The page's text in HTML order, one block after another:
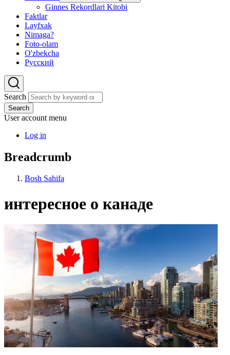
Ginnes Rekordlari Kitobi
Faktlar
Layfxak
Nimaga?
Foto-olam
O'zbekcha
Русский
Search
Search
User account menu
Log in
Breadcrumb
Bosh Sahifa
интересное о канаде